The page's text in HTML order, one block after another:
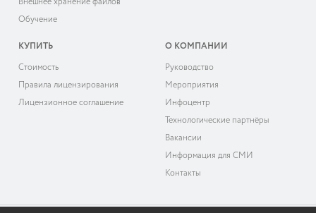
Внешнее хранение файлов
Обучение
КУПИТЬ
Cтоимость
Правила лицензирования
Лицензионное соглашение
О КОМПАНИИ
Руководство
Мероприятия
Инфоцентр
Технологические партнёры
Вакансии
Информация для СМИ
Контакты